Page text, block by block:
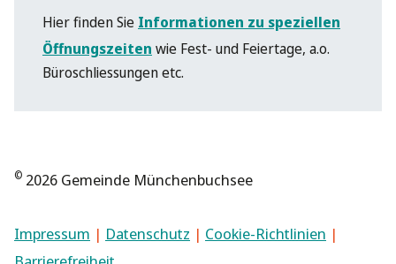
Hier finden Sie Informationen zu speziellen
Öffnungszeiten wie Fest- und Feiertage, a.o.
Büroschliessungen etc.
© 2026 Gemeinde Münchenbuchsee
Impressum | Datenschutz | Cookie-Richtlinien |